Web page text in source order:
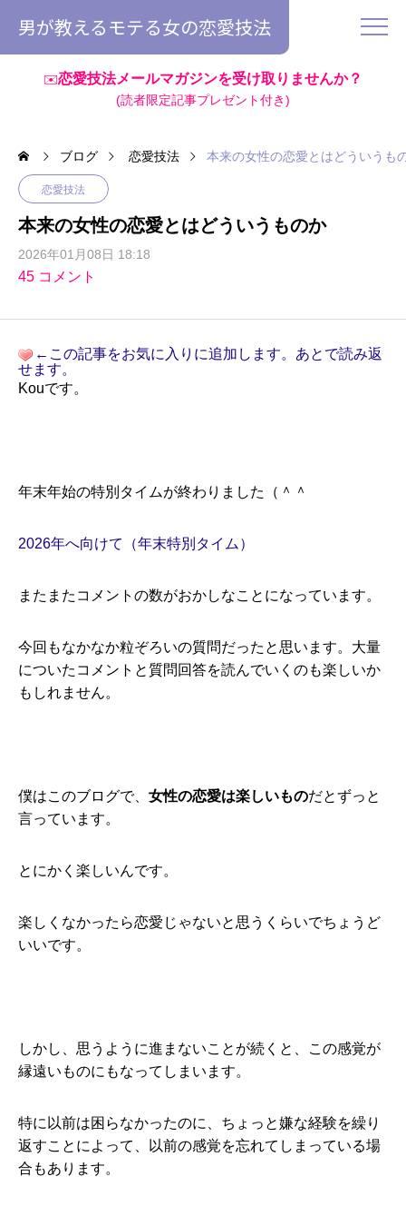
男が教えるモテる女の恋愛技法
✉️恋愛技法メールマガジンを受け取りませんか？
(読者限定記事プレゼント付き)
ブログ 恋愛技法 本来の女性の恋愛とはどういうも
恋愛技法
本来の女性の恋愛とはどういうものか
2026年01月08日 18:18
45 コメント
←この記事をお気に入りに追加します。あとで読み返
せます。
Kouです。
年末年始の特別タイムが終わりました（＾＾
2026年へ向けて（年末特別タイム）
またまたコメントの数がおかしなことになっています。
今回もなかなか粒ぞろいの質問だったと思います。大量
についたコメントと質問回答を読んでいくのも楽しいか
もしれません。
僕はこのブログで、 女性の恋愛は楽しいものだとずっと
言っています。
とにかく楽しいんです。
楽しくなかったら恋愛じゃないと思うくらいでちょうど
いいです。
しかし、思うように進まないことが続くと、この感覚が
縁遠いものにもなってしまいます。
特に以前は困らなかったのに、ちょっと嫌な経験を繰り
返すことによって、以前の感覚を忘れてしまっている場
合もあります。